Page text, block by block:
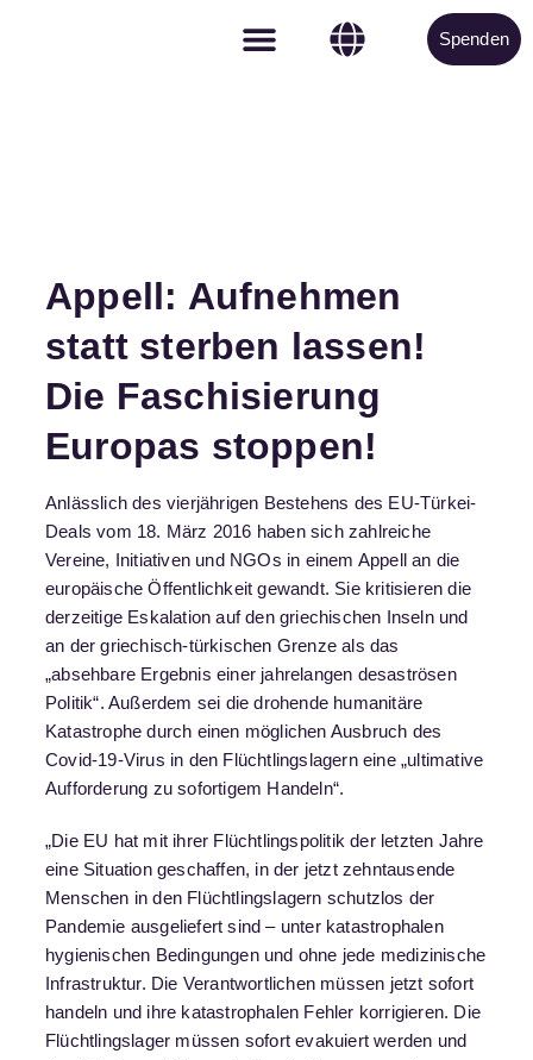
Spenden
Appell: Aufnehmen
statt sterben lassen!
Die Faschisierung
Europas stoppen!
Anlässlich des vierjährigen Bestehens des EU-Türkei-
Deals vom 18. März 2016 haben sich zahlreiche
Vereine, Initiativen und NGOs in einem Appell an die
europäische Öffentlichkeit gewandt. Sie kritisieren die
derzeitige Eskalation auf den griechischen Inseln und
an der griechisch-türkischen Grenze als das
„absehbare Ergebnis einer jahrelangen desaströsen
Politik“. Außerdem sei die drohende humanitäre
Katastrophe durch einen möglichen Ausbruch des
Covid-19-Virus in den Flüchtlingslagern eine „ultimative
Aufforderung zu sofortigem Handeln“.
„Die EU hat mit ihrer Flüchtlingspolitik der letzten Jahre
eine Situation geschaffen, in der jetzt zehntausende
Menschen in den Flüchtlingslagern schutzlos der
Pandemie ausgeliefert sind – unter katastrophalen
hygienischen Bedingungen und ohne jede medizinische
Infrastruktur. Die Verantwortlichen müssen jetzt sofort
handeln und ihre katastrophalen Fehler korrigieren. Die
Flüchtlingslager müssen sofort evakuiert werden und